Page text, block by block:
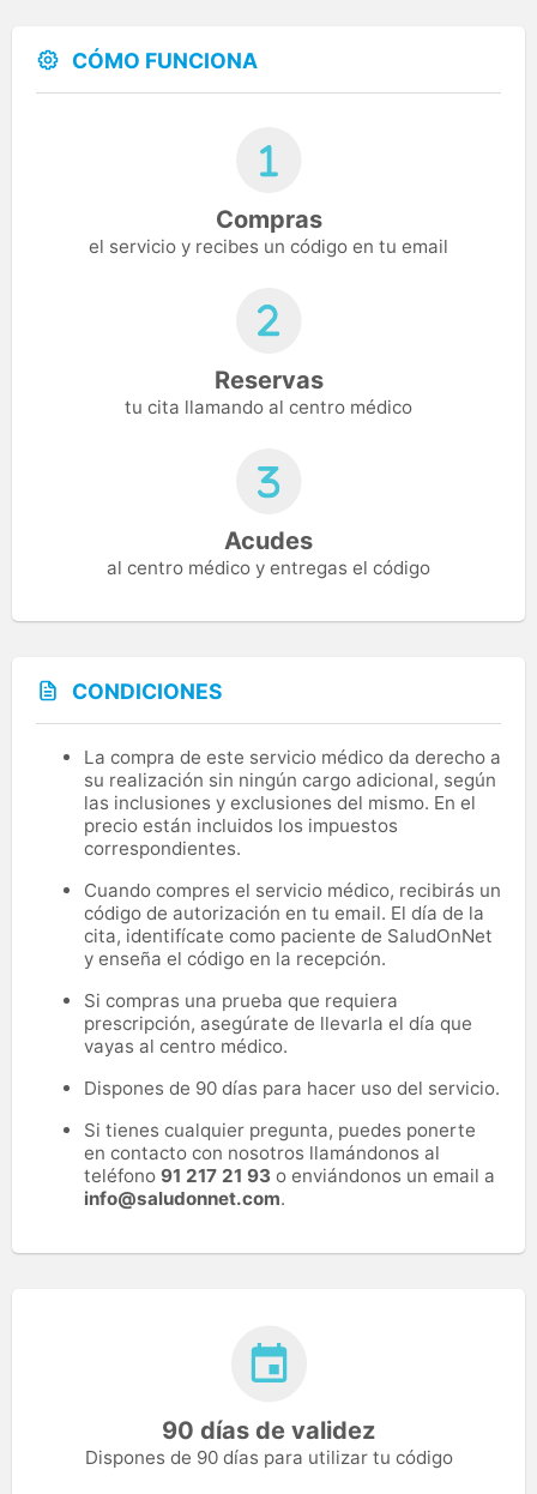
CÓMO FUNCIONA
Compras
el servicio y recibes un código en tu email
Reservas
tu cita llamando al centro médico
Acudes
al centro médico y entregas el código
CONDICIONES
La compra de este servicio médico da derecho a
su realización sin ningún cargo adicional, según
las inclusiones y exclusiones del mismo. En el
precio están incluidos los impuestos
correspondientes.
Cuando compres el servicio médico, recibirás un
código de autorización en tu email. El día de la
cita, identifícate como paciente de SaludOnNet
y enseña el código en la recepción.
Si compras una prueba que requiera
prescripción, asegúrate de llevarla el día que
vayas al centro médico.
Dispones de 90 días para hacer uso del servicio.
Si tienes cualquier pregunta, puedes ponerte
en contacto con nosotros llamándonos al
teléfono 91 217 21 93 o enviándonos un email a
info@saludonnet.com.
90 días de validez
Dispones de 90 días para utilizar tu código